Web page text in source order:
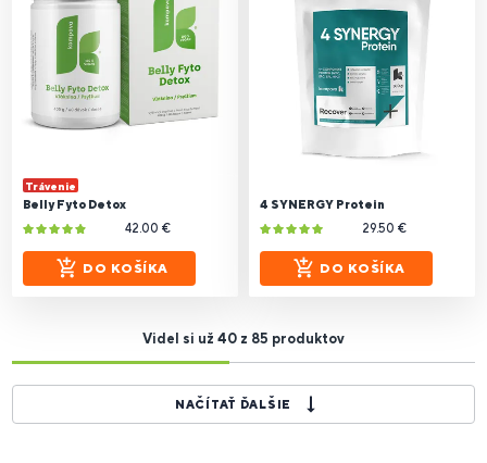
Trávenie
Belly Fyto Detox
42.00 €
DO KOŠÍKA
4 SYNERGY Protein
29.50 €
DO KOŠÍKA
Videl si už 40 z 85 produktov
NAČÍTAŤ ĎALŠIE